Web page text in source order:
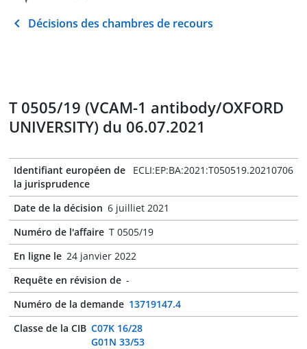
Décisions des chambres de recours
T 0505/19 (VCAM-1 antibody/OXFORD
UNIVERSITY) du 06.07.2021
Identifiant européen de
la jurisprudence
ECLI:EP:BA:2021:T050519.20210706
Date de la décision 6 juilliet 2021
Numéro de l'affaire T 0505/19
En ligne le 24 janvier 2022
Requête en révision de -
Numéro de la demande 13719147.4
Classe de la CIB C07K 16/28
G01N 33/53